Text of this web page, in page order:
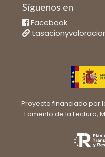
Síguenos en
Facebook
Proyecto financiado por
Fomento de la Lectura,